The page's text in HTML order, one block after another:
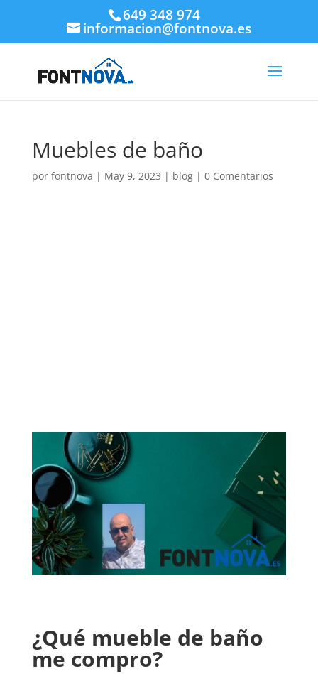
649 348 974
informacion@fontnova.es
Muebles de baño
por fontnova | May 9, 2023 | blog| 0 Comentarios
¿Qué mueble de baño
me compro?